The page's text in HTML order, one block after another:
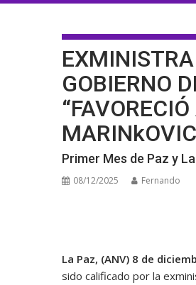
GOBIERNO
Primer Mes de Paz y
08/12/2025 Fernando
La Paz, (ANV) 8 de
sido calificado por la